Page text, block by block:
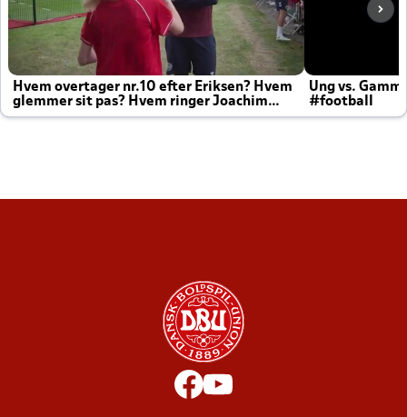
Hvem overtager nr.10 efter Eriksen? Hvem
glemmer sit pas? Hvem ringer Joachim
altid til efter kampe?
Ung vs.
#football